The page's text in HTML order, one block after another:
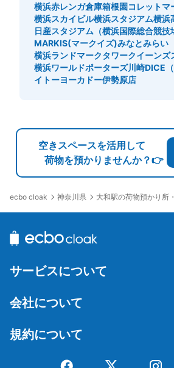
横浜赤レンガ倉庫箱根園コレットマ
横浜スカイビル横浜スタジアム横浜
日産スタジアム（横浜国際総合競技
MARKIS(マークイズ)みなとみらい
横浜ランドマークタワークイーンズ
横浜ワールドポーターズ川崎DICE（
イトーヨーカドー伊勢原店
空きスペースを活用して
荷物を預かりませんか？👉
ecbo cloak 神奈川県 大和駅の荷物預かり所
サービスについて
会社について
規約について